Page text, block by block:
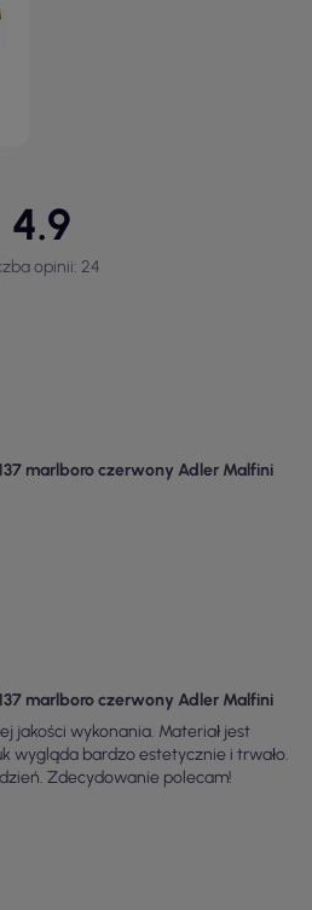
4.9
opinii: 24
marlboro czerwony Adler Malfini
marlboro czerwony Adler Malfini
jakości wykonania. Materiał jest
wygląda bardzo estetycznie i trwało.
Zdecydowanie polecam!